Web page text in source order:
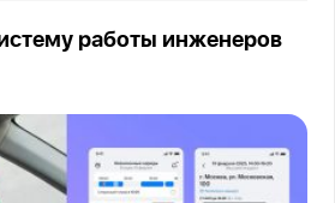
работы инженеров